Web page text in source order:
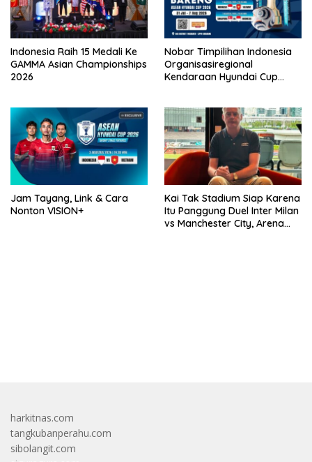
Indonesia Raih 15 Medali Ke
GAMMA Asian Championships
2026
Nobar Timpilihan Indonesia
Organisasiregional
Kendaraan Hyundai Cup
Jam Tayang, Link & Cara
Nonton VISION+
Kai Tak Stadium Siap Karena
Itu Panggung Duel Inter Milan
vs Manchester City, Arena
harkitnas.com
tangkubanperahu.com
sibolangit.com